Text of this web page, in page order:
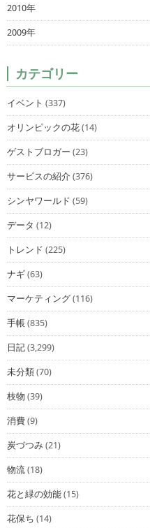
2010年
2009年
カテゴリー
イベント (337)
オリンピックの花(14)
ゲストブロガー (23)
サービスの紹介(376)
シンヤワールド (59)
データ (12)
トレンド (225)
ナギ(63)
マーケティング(116)
手帳(835)
日記(3,299)
未分類(70)
枝物 (39)
消費(9)
炭づつみ(21)
物流(18)
花と緑の効能(15)
花保ち (14)